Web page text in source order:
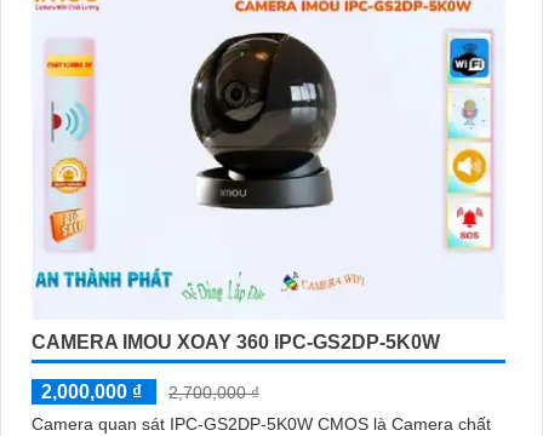
CAMERA IMOU XOAY 360 IPC-GS2DP-5K0W
2,000,000 ₫
2,700,000 ₫
Camera quan sát IPC-GS2DP-5K0W CMOS là Camera chất